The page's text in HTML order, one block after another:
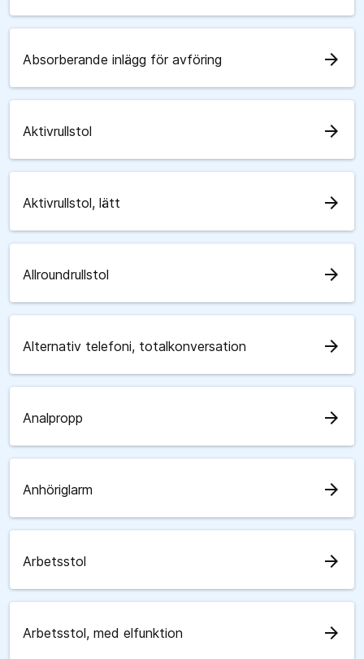
Absorberande inlägg för avföring arrow_forward
Aktivrullstol arrow_forward
Aktivrullstol, lätt arrow_forward
Allroundrullstol arrow_forward
Alternativ telefoni, totalkonversation arrow_forward
Analpropp arrow_forward
Anhöriglarm arrow_forward
Arbetsstol arrow_forward
Arbetsstol, med elfunktion arrow_forward